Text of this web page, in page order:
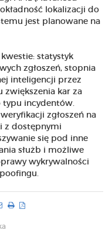
lokalizacji do
jest planowane na
statystyk
zgłoszeń, stopnia
inteligencji przez
zwiększenia kar za
typu incydentów.
zgłoszeń na
z dostępnymi
się pod inne
służb i możliwe
wykrywalności